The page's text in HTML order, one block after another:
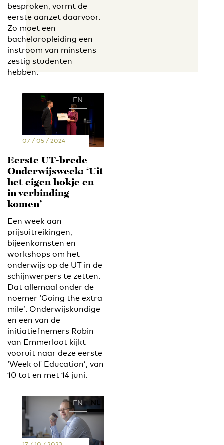
besproken, vormt de
eerste aanzet daarvoor.
Zo moet een
bacheloropleiding een
instroom van minstens
zestig studenten
hebben.
EN
07 / 05 / 2024
Eerste UT-brede
Onderwijsweek: ‘Uit
het eigen hokje en
in verbinding
komen’
Een week aan
prijsuitreikingen,
bijeenkomsten en
workshops om het
onderwijs op de UT in de
schijnwerpers te zetten.
Dat allemaal onder de
noemer ‘Going the extra
mile’. Onderwijskundige
en een van de
initiatiefnemers Robin
van Emmerloot kijkt
vooruit naar deze eerste
‘Week of Education’, van
10 tot en met 14 juni.
EN NL